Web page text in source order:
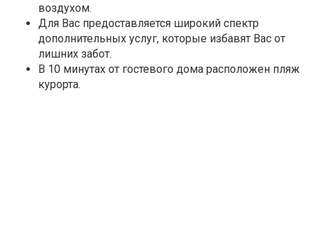
воздухом.
Для Вас предоставляется широкий спектр
дополнительных услуг, которые избавят Вас от
лишних забот.
В 10 минутах от гостевого дома расположен пляж
курорта.